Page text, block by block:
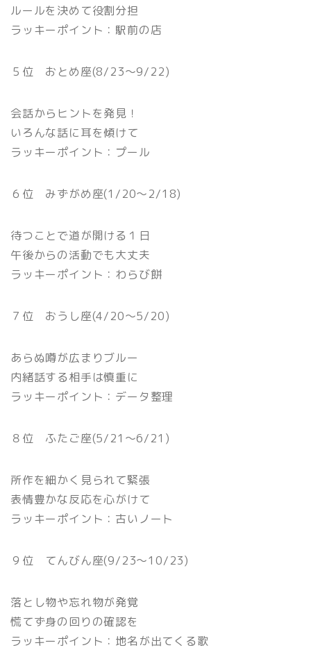
ルールを決めて役割分担
ラッキーポイント：駅前の店
５位 おとめ座(8/23〜9/22)
会話からヒントを発見！
いろんな話に耳を傾けて
ラッキーポイント：プール
６位 みずがめ座(1/20〜2/18)
待つことで道が開ける１日
午後からの活動でも大丈夫
ラッキーポイント：わらび餅
７位 おうし座(4/20〜5/20)
あらぬ噂が広まりブルー
内緒話する相手は慎重に
ラッキーポイント：データ整理
８位 ふたご座(5/21〜6/21)
所作を細かく見られて緊張
表情豊かな反応を心がけて
ラッキーポイント：古いノート
９位 てんびん座(9/23〜10/23)
落とし物や忘れ物が発覚
慌てず身の回りの確認を
ラッキーポイント：地名が出てくる歌